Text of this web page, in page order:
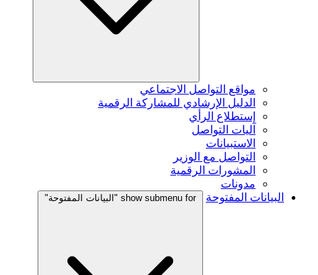
مواقع التواصل الاجتماعي
الدليل الإرشادي للمشاركة الرقمية
إستطلاع الرأي
آليات التواصل
الاستبيانات
التواصل مع الوزير
المشورات الرقمية
مدونات
البيانات المفتوحة
show submenu for "البيانات المفتوحة"